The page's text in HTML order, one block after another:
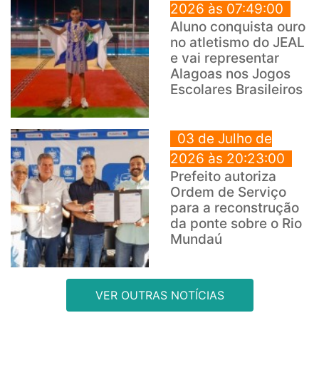
2026 às 07:49:00
Aluno conquista ouro
no atletismo do JEAL
e vai representar
Alagoas nos Jogos
Escolares Brasileiros
03 de Julho de
2026 às 20:23:00
Prefeito autoriza
Ordem de Serviço
para a reconstrução
da ponte sobre o Rio
Mundaú
VER OUTRAS NOTÍCIAS